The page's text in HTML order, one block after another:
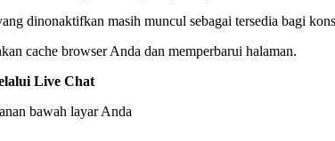
dinonaktifkan masih muncul sebagai tersedia bagi
cache browser Anda dan memperbarui halaman.
Live Chat
bawah layar Anda